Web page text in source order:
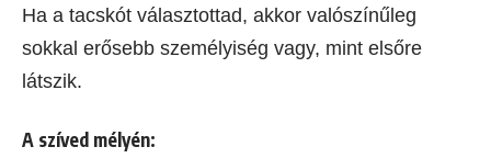
Ha a tacskót választottad, akkor valószínűleg
sokkal erősebb személyiség vagy, mint elsőre
látszik.
A szíved mélyén: